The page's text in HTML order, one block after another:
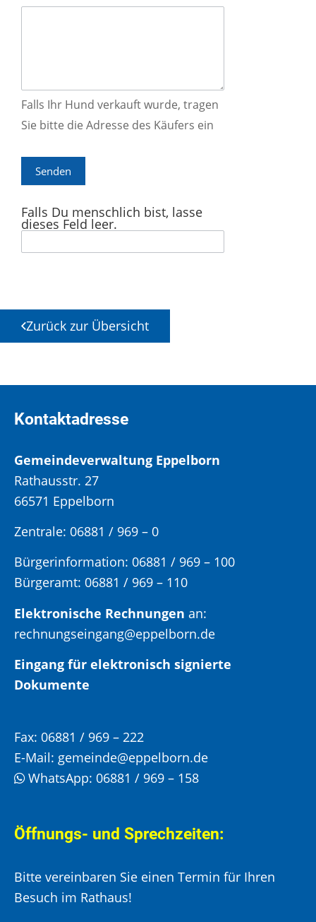
Falls Ihr Hund verkauft wurde, tragen
Sie bitte die Adresse des Käufers ein
Senden
Falls Du menschlich bist, lasse
dieses Feld leer.
Zurück zur Übersicht
Kontaktadresse
Gemeindeverwaltung Eppelborn
Rathausstr. 27
66571 Eppelborn
Zentrale: 06881 / 969 – 0
Bürgerinformation: 06881 / 969 – 100
Bürgeramt: 06881 / 969 – 110
Elektronische Rechnungen an:
rechnungseingang@eppelborn.de
Eingang für elektronisch signierte
Dokumente
Fax: 06881 / 969 – 222
E-Mail: gemeinde@eppelborn.de
WhatsApp: 06881 / 969 – 158
Öffnungs- und Sprechzeiten:
Bitte vereinbaren Sie einen Termin für Ihren
Besuch im Rathaus!